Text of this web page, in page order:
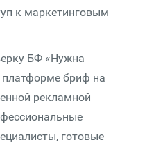
к маркетинговым
БФ «Нужна
бриф на
рекламной
готовые